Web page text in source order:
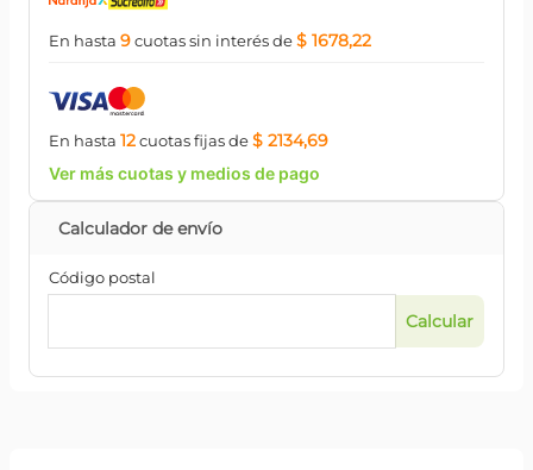
En hasta 9cuotassin interésde$ 1678,22
En hasta 12cuotasfijasde$ 2134,69
Ver más cuotas y medios de pago
Código postal